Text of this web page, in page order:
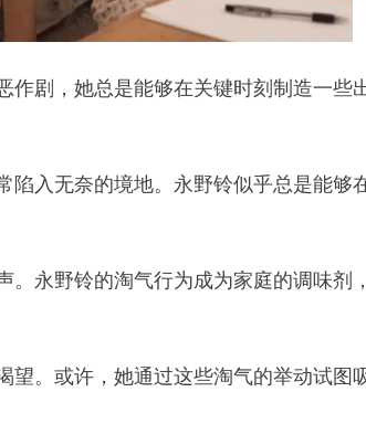
剧，她总是能够在关键时刻制造一
入无奈的境地。永野铃似乎总是能
永野铃的淘气行为成为家庭的调味
。或许，她通过这些淘气的举动试